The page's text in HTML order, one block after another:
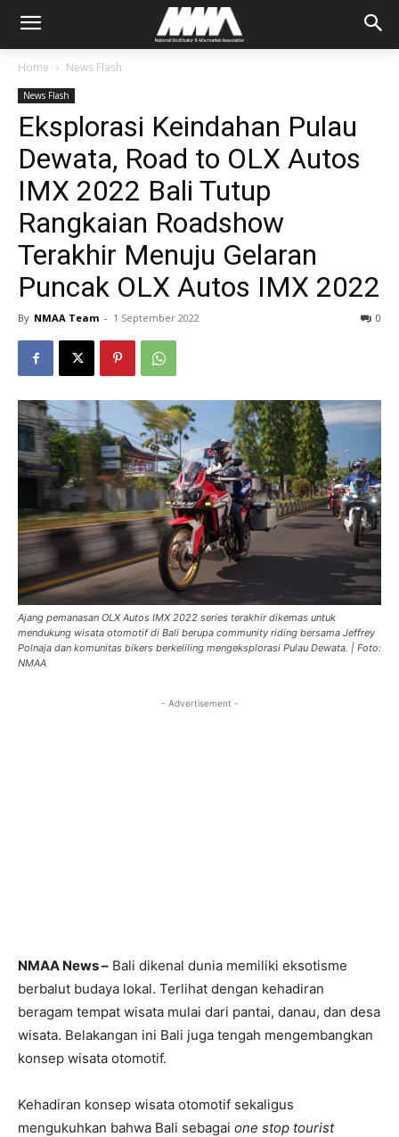
Home News Flash
News Flash
Eksplorasi Keindahan Pulau
Dewata, Road to OLX Autos
IMX 2022 Bali Tutup
Rangkaian Roadshow
Terakhir Menuju Gelaran
Puncak OLX Autos IMX 2022
By NMAA Team - 1 September 2022 0
Ajang pemanasan OLX Autos IMX 2022 series terakhir dikemas untuk
mendukung wisata otomotif di Bali berupa community riding bersama Jeffrey
Polnaja dan komunitas bikers berkeliling mengeksplorasi Pulau Dewata. | Foto:
NMAA
- Advertisement -
NMAA News – Bali dikenal dunia memiliki eksotisme
berbalut budaya lokal. Terlihat dengan kehadiran
beragam tempat wisata mulai dari pantai, danau, dan desa
wisata. Belakangan ini Bali juga tengah mengembangkan
konsep wisata otomotif.
Kehadiran konsep wisata otomotif sekaligus
mengukuhkan bahwa Bali sebagai one stop tourist